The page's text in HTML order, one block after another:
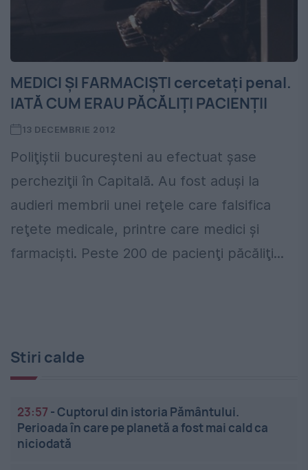
MEDICI ŞI FARMACIŞTI cercetaţi penal.
IATĂ CUM ERAU PĂCĂLIŢI PACIENŢII
13 DECEMBRIE 2012
Poliţiştii bucureşteni au efectuat şase
percheziţii în Capitală. Au fost aduşi la
audieri membrii unei reţele care falsifica
reţete medicale, printre care medici şi
farmacişti. Peste 200 de pacienţi păcăliţi...
Stiri calde
23:57 -Cuptorul din istoria Pământului.
Perioada în care pe planetă a fost mai cald ca
niciodată